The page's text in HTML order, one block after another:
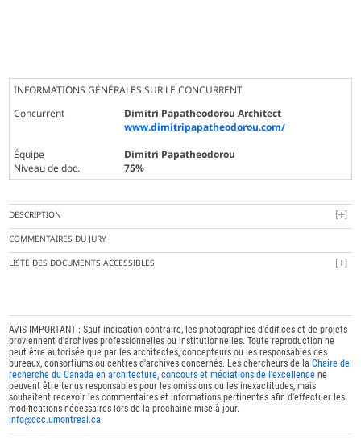
INFORMATIONS GÉNÉRALES SUR LE CONCURRENT
Concurrent
Dimitri Papatheodorou Architect
www.dimitripapatheodorou.com/
Équipe
Dimitri Papatheodorou
Niveau de doc.
75%
DESCRIPTION
COMMENTAIRES DU JURY
LISTE DES DOCUMENTS ACCESSIBLES
AVIS IMPORTANT : Sauf indication contraire, les photographies d'édifices et de projets
proviennent d'archives professionnelles ou institutionnelles. Toute reproduction ne
peut être autorisée que par les architectes, concepteurs ou les responsables des
bureaux, consortiums ou centres d'archives concernés. Les chercheurs de laChaire de
recherche du Canada en architecture, concours et médiations de l'excellence ne
peuvent être tenus responsables pour les omissions ou les inexactitudes, mais
souhaitent recevoir les commentaires et informations pertinentes afin d'effectuer les
modifications nécessaires lors de la prochaine mise à jour.
info@ccc.umontreal.ca